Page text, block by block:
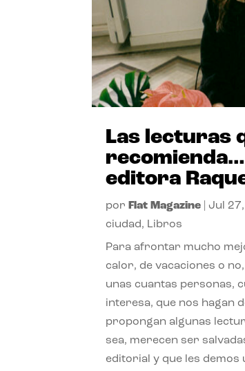
Las lecturas
editora
por Flat Magazine Jul
ciudad, Libros
Para afrontar mucho
calor, de vacaciones o
unas cuantas personas,
interesa, que nos hagan
propongan algunas
sea, merecen ser
editorial y que les demos